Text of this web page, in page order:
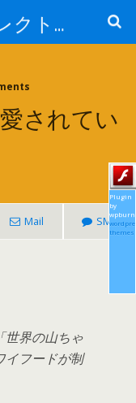
サプリメントダイレクトブログ
されてい
Mail SMS
世界の山ちゃ
イフードが制
Plugin
by
themes